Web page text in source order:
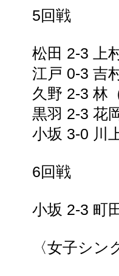
5回戦
松田 2-3 上
江戸 0-3 吉
久野 2-3 林
黒羽 2-3 花
小坂 3-0 川
6回戦
小坂 2-3 町
〈女子シン